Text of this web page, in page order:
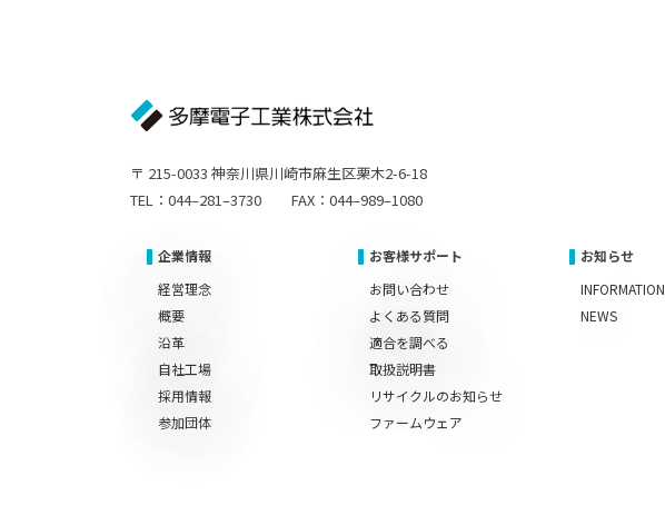
〒 215-0033 神奈川県川崎市麻生区栗木2-6-18
TEL：044–281–3730 FAX：044–989–1080
企業情報
経営理念
概要
沿革
自社工場
採用情報
参加団体
お客様サポート
お問い合わせ
よくある質問
適合を調べる
取扱説明書
リサイクルのお知らせ
ファームウェア
お知らせ
INFORMATION
NEWS